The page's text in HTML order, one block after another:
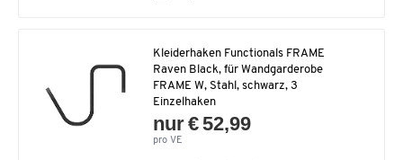
Kleiderhaken Functionals FRAME
Raven Black, für Wandgarderobe
FRAME W, Stahl, schwarz, 3
Einzelhaken
nur € 52,99
pro VE